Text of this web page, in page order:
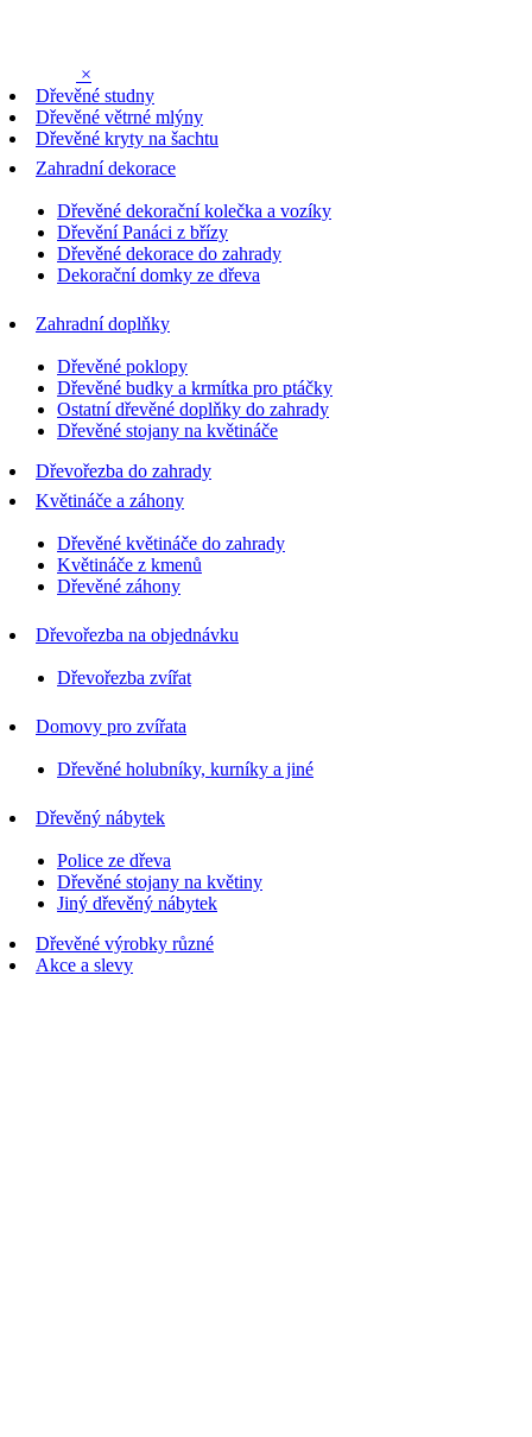
×
Dřevěné studny
Dřevěné větrné mlýny
Dřevěné kryty na šachtu
Zahradní dekorace
Dřevěné dekorační kolečka a vozíky
Dřevění Panáci z břízy
Dřevěné dekorace do zahrady
Dekorační domky ze dřeva
Zahradní doplňky
Dřevěné poklopy
Dřevěné budky a krmítka pro ptáčky
Ostatní dřevěné doplňky do zahrady
Dřevěné stojany na květináče
Dřevořezba do zahrady
Květináče a záhony
Dřevěné květináče do zahrady
Květináče z kmenů
Dřevěné záhony
Dřevořezba na objednávku
Dřevořezba zvířat
Domovy pro zvířata
Dřevěné holubníky, kurníky a jiné
Dřevěný nábytek
Police ze dřeva
Dřevěné stojany na květiny
Jiný dřevěný nábytek
Dřevěné výrobky různé
Akce a slevy